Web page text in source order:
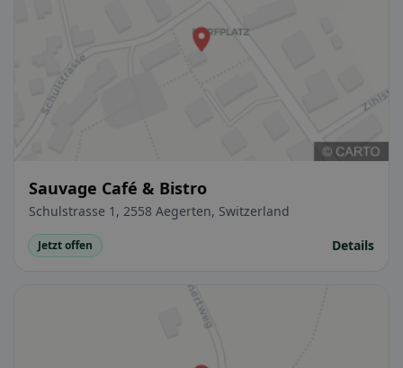
Sauvage Café & Bistro
Schulstrasse 1, 2558 Aegerten, Switzerland
Jetzt offen Details